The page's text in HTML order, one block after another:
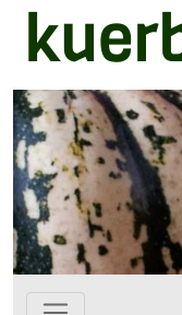
Zum Hauptinhalt